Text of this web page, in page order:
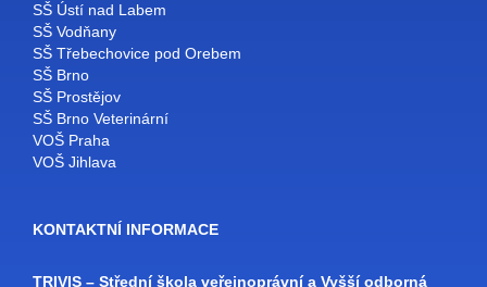
SŠ Ústí nad Labem
SŠ Vodňany
SŠ Třebechovice pod Orebem
SŠ Brno
SŠ Prostějov
SŠ Brno Veterinární
VOŠ Praha
VOŠ Jihlava
KONTAKTNÍ INFORMACE
TRIVIS – Střední škola veřejnoprávní a Vyšší odborná